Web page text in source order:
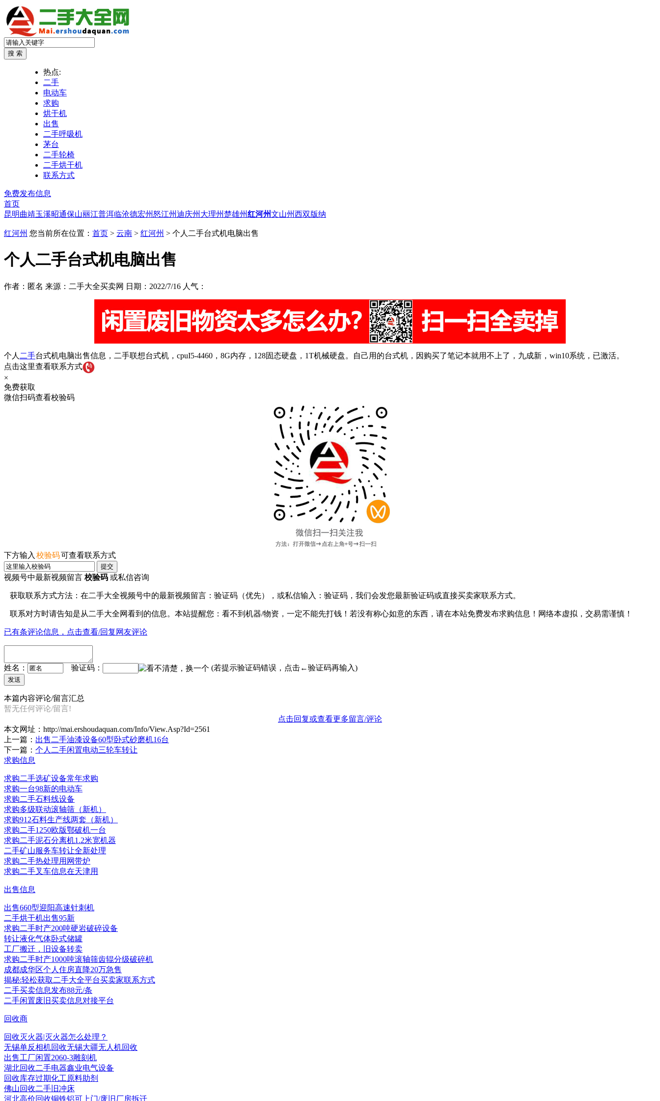
热点:
二手
电动车
求购
烘干机
出售
二手呼吸机
茅台
二手轮椅
二手烘干机
联系方式
免费发布信息
首页
昆明曲靖玉溪昭通保山丽江普洱临沧德宏州怒江州迪庆州 大理州楚雄州红河州文山州西双版纳
红河州 您当前所在位置： 首页 > 云南 > 红河州 > 个人二手台式机电脑出售
个人二手台式机电脑出售
作者：匿名 来源：二手大全买卖网 日期：2022/7/16 人气：
个人 二手台式机电脑出售信息，二手联想台式机，cpuI5-4460，8G内存，128固态硬盘，1T机械硬盘。自己用的台式机，因购买了笔记本就用不上了，九成新，win10系统，已激活。
点击这里查看联系方式
×
免费获取
微信扫码查看校验码
下方输入 校验码可查看联系方式
提交
视频号中最新视频留言 校验码 或私信咨询
获取联系方式方法：在二手大全视频号中的最新视频留言： 验证码 （优先），或私信输入：验证码，我们会发您最新验证码或直接买卖家联系方式。
联系对方时请告知是从 二手大全网看到的信息。本站提醒您： 看不到机器/物资，一定不能先打钱！ 若没有称心如意的东西，请在本站免费发布求购信息！ 网络本虚拟，交易需谨慎！
已有条评论信息，点击查看/回复网友评论
姓名： 验证码： (若提示验证码错误，点击←验证码再输入)
本篇内容评论/留言汇总
暂无任何评论/留言!
点击回复或查看更多留言/评论
本文网址： http://mai.ershoudaquan.com/Info/View.Asp?Id=2561
上一篇： 出售二手油漆设备60型卧式砂磨机16台
下一篇： 个人二手闲置电动三轮车转让
求购信息
求购二手选矿设备常年求购
求购一台98新的电动车
求购二手石料线设备
求购多级联动滚轴筛（新机）
求购912石料生产线两套（新机）
求购二手1250欧版鄂破机一台
求购二手泥石分离机1.2米宽机器
二手矿山服务车转让全新处理
求购二手热处理用网带炉
求购二手叉车信息在天津用
出售信息
出售660型迎阳高速针刺机
二手烘干机出售95新
求购二手时产200吨硬岩破碎设备
转让液化气体卧式储罐
工厂搬迁，旧设备转卖
求购二手时产1000吨滚轴筛齿辊分级破碎机
成都成华区个人住房直降20万急售
揭秘:轻松获取二手大全平台买卖家联系方式
二手买卖信息发布88元/条
二手闲置废旧买卖信息对接平台
回收商
回收灭火器|灭火器怎么处理？
无锡单反相机回收无锡大疆无人机回收
出售工厂闲置2060-3雕刻机
湖北回收二手电器鑫业电气设备
回收库存过期化工原料助剂
佛山回收二手旧冲床
河北高价回收铜铁铝可上门/废旧厂房拆迁